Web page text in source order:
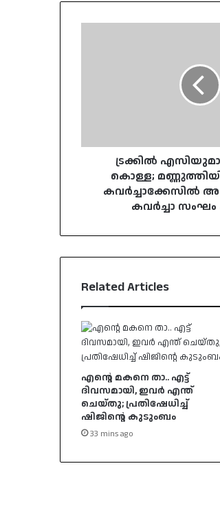
കവർച്ചാക്കേസിൽ
അന്തർസംസ്ഥാന
കവർച്ചാ
സംഘം
ട്രക്കിൽ
കൊള്ള;
കവർച്ചാക്കേസിൽ
കവർച്ചാ സംഘം
Related Articles
എന്റെ മകനെ താ.. എട്ട്
ദിവസമായി, ഇവര്‍ എന്ത്
ചെയ്തു; പ്രതിഷേധിച്ച്
ഷിജിന്റെ കുടുംബം
33 mins ago